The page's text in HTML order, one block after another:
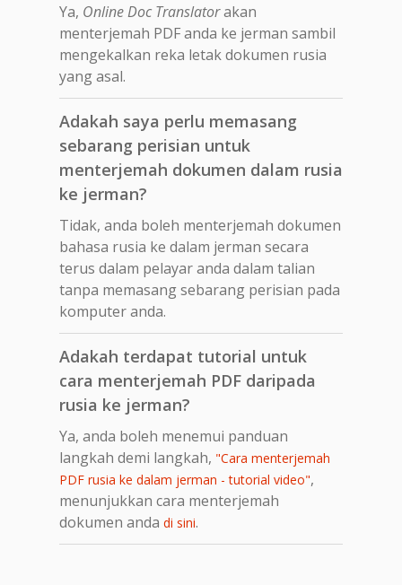
Ya, Online Doc Translatorakan
menterjemah PDF anda ke jerman sambil
mengekalkan reka letak dokumen rusia
yang asal.
Adakah saya perlu memasang
sebarang perisian untuk
menterjemah dokumen dalam rusia
ke jerman?
Tidak, anda boleh menterjemah dokumen
bahasa rusia ke dalam jerman secara
terus dalam pelayar anda dalam talian
tanpa memasang sebarang perisian pada
komputer anda.
Adakah terdapat tutorial untuk
cara menterjemah PDF daripada
rusia ke jerman?
Ya, anda boleh menemui panduan
langkah demi langkah, "Cara menterjemah
PDF rusia ke dalam jerman - tutorial video",
menunjukkan cara menterjemah
dokumen anda di sini.